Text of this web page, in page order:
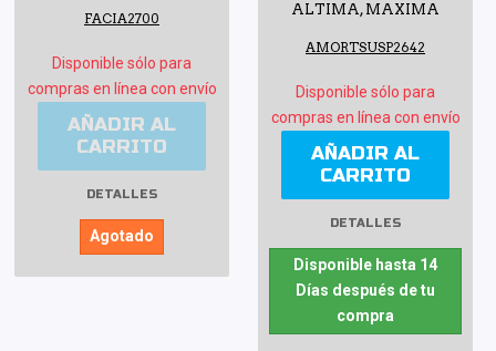
FACIA2700
Disponible sólo para
compras en línea con envío
AÑADIR AL
CARRITO
DETALLES
Agotado
ALTIMA, MAXIMA
AMORTSUSP2642
Disponible sólo para
compras en línea con envío
AÑADIR AL
CARRITO
DETALLES
Disponible hasta 14
Días después de tu
compra